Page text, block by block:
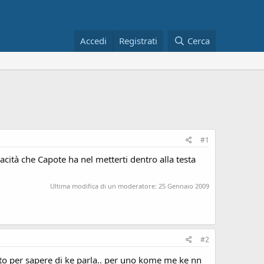
Accedi Registrati Cerca
#1
che Capote ha nel metterti dentro alla testa
Ultima modifica di un moderatore: 25 Gennaio 2009
#2
per sapere di ke parla.. per uno kome me ke nn